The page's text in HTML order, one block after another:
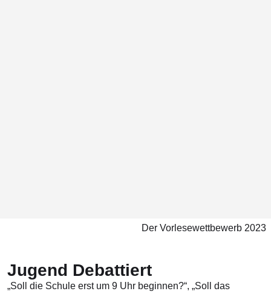
Der Vorlesewettbewerb 2023
Jugend Debattiert
„Soll die Schule erst um 9 Uhr beginnen?“, „Soll das